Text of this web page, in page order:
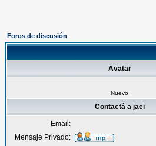
Foros de discusión
Avatar
Nuevo
Contactá a jaei
Email:
Mensaje Privado: